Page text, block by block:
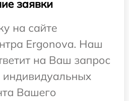
заявки
на сайте
Ergonova. Наш
на Ваш запрос
индивидуальных
Вашего